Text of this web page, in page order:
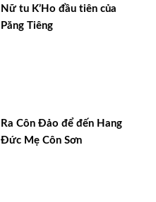
Nữ tu K’Ho đầu tiên của
Păng Tiêng
Ra Côn Đảo để đến Hang
Đức Mẹ Côn Sơn